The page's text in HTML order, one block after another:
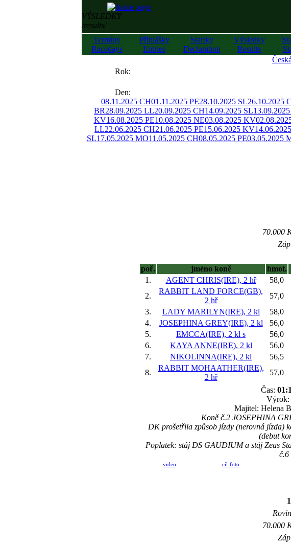
VÝSLEDKY
/results/
Termíny
Racedays
Přihlášky
Entries
Startky
Declaration
Výsledky
Results
Rok:
Den:
08.11.2025 CH01.11.2025 PE28.10.2025 SL26.10.2025
BR28.09.2025 LL20.09.2025 CH14.09.2025 SL
KV16.08.2025 PE10.08.2025 NE03.08.2025 KV
LL22.06.2025 CH21.06.2025 PE15.06.2025 KV
SL17.05.2025 MO11.05.2025 CH08.05.2025 PE03.05.2025
70.000
poř.
jméno koně hmot.
1.
AGENT CHRIS(IRE), 2 hř 58,0
2.
RABBIT LAND FORCE(GB),
2 hř
57,0
3.
LADY MARILYN(IRE), 2 kl 58,0
4.
JOSEPHINA GREY(IRE), 2 kl 56,0
5.
EMCCA(IRE), 2 kl s 56,0
6.
KAYA ANNE(IRE), 2 kl 56,0
7.
NIKOLINNA(IRE), 2 kl 56,5
8.
RABBIT MOHAATHER(IRE),
2 hř
57,0
Čas:
Výrok:
Majitel: Helena
Koně č.2 JOSEPHINA
DK prošetřila způsob jízdy (nerovná jízda)
(debut
Poplatek: stáj DS GAUDIUM a stáj Zeas
č.6
video cíl-foto
70.000